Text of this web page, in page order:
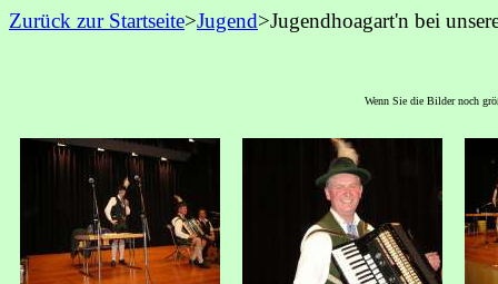
Zurück zur Startseite>Jugend>Jugendhoagart'n bei
Wenn Sie die Bilder noch